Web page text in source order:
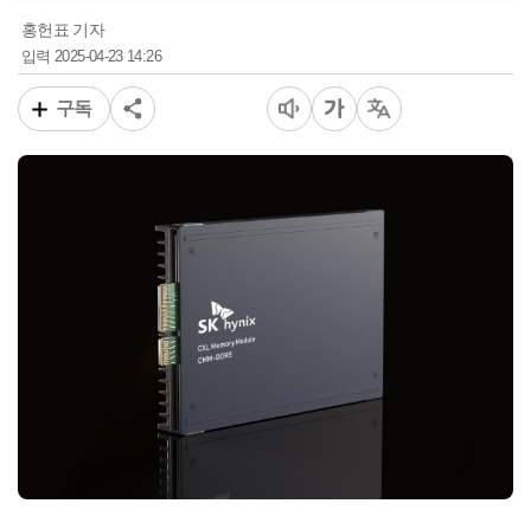
홍헌표 기자
입력2025-04-23 14:26
구독